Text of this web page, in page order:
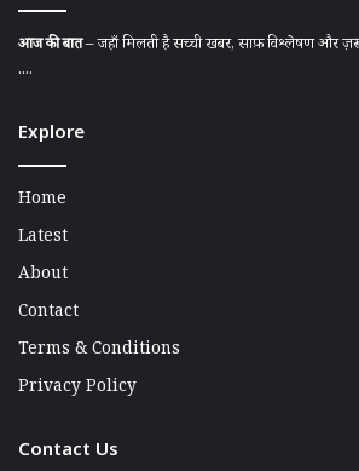
आज की बात– जहाँ मिलती है सच्ची खबर, साफ़ विश्लेषण और ज़रूरी
....
Explore
Home
Latest
About
Contact
Terms & Conditions
Privacy Policy
Contact Us